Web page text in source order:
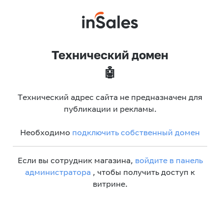
Технический домен
🤖
Технический адрес сайта не предназначен для
публикации и рекламы.
Необходимо подключить собственный домен
Если вы сотрудник магазина, войдите в панель
администратора , чтобы получить доступ к
витрине.